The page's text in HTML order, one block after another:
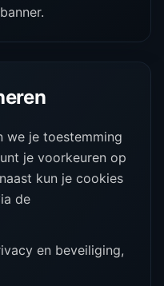
we je toestemming
je voorkeuren op
kun je cookies
de
en beveiliging,